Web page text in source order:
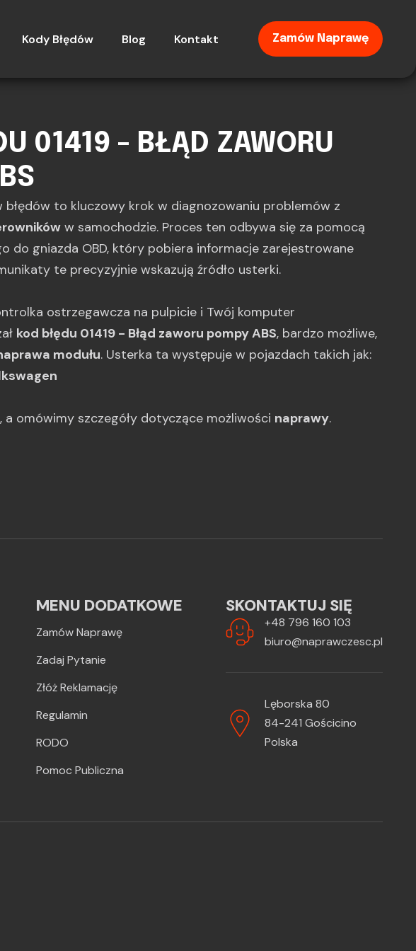
Kody Błędów Blog Kontakt Zamów Naprawę
01419 - BŁĄD ZAWORU
to kluczowy krok w diagnozowaniu problemów z
w samochodzie. Proces ten odbywa się za pomocą
do gniazda OBD, który pobiera informacje zarejestrowane
te precyzyjnie wskazują źródło usterki.
ostrzegawcza na pulpicie i Twój komputer
kod błędu 01419 - Błąd zaworu pompy ABS, bardzo możliwe,
modułu. Usterka ta występuje w pojazdach takich jak:
a omówimy szczegóły dotyczące możliwości naprawy.
MENU DODATKOWE
Zamów Naprawę
Zadaj Pytanie
Złóż Reklamację
Regulamin
RODO
Pomoc Publiczna
SKONTAKTUJ SIĘ
+48 796 160 103
biuro@naprawczesc.pl
Lęborska 80
84-241 Gościcino
Polska